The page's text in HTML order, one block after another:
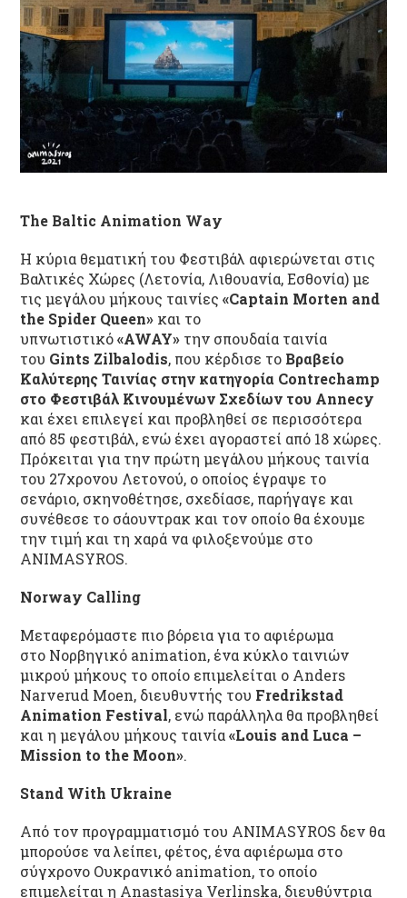
The Baltic Animation Way
Η κύρια θεματική του Φεστιβάλ αφιερώνεται στις
Βαλτικές Χώρες (Λετονία, Λιθουανία, Εσθονία) με
τις μεγάλου μήκους ταινίες«Captain Morten and
the Spider Queen» και το
υπνωτιστικό«AWAY» την σπουδαία ταινία
του Gints Zilbalodis, που κέρδισε το Βραβείο
Καλύτερης Ταινίας στην κατηγορία Contrechamp
στο Φεστιβάλ Κινουμένων Σχεδίων του Annecy
και έχει επιλεγεί και προβληθεί σε περισσότερα
από 85 φεστιβάλ, ενώ έχει αγοραστεί από 18 χώρες.
Πρόκειται για την πρώτη μεγάλου μήκους ταινία
του 27χρονου Λετονού, ο οποίος έγραψε το
σενάριο, σκηνοθέτησε, σχεδίασε, παρήγαγε και
συνέθεσε το σάουντρακ και τον οποίο θα έχουμε
την τιμή και τη χαρά να φιλοξενούμε στο
ANIMASYROS.
Norway Calling
Μεταφερόμαστε πιο βόρεια για το αφιέρωμα
στο Νορβηγικό animation, ένα κύκλο ταινιών
μικρού μήκους το οποίο επιμελείται ο Anders
Narverud Moen, διευθυντής του Fredrikstad
Animation Festival, ενώ παράλληλα θα προβληθεί
και η μεγάλου μήκους ταινία«Louis and Luca –
Mission to the Moon».
Stand With Ukraine
Από τον προγραμματισμό του ANIMASYROS δεν θα
μπορούσε να λείπει, φέτος, ένα αφιέρωμα στο
σύγχρονο Ουκρανικό animation, το οποίο
επιμελείται η Anastasiya Verlinska, διευθύντρια